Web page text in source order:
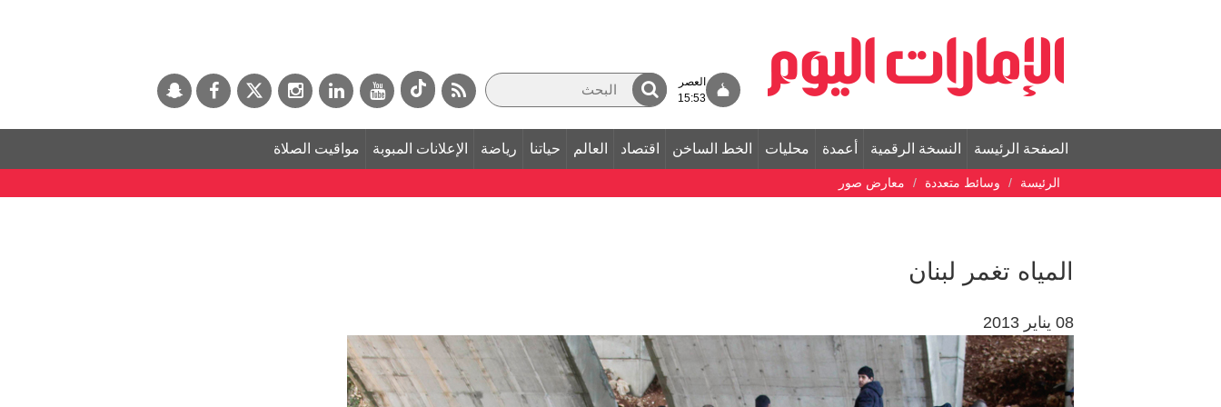
العصر
15:53
الصفحة الرئيسة النسخة الرقمية أعمدة محليات الخط الساخن اقتصاد العالم حياتنا رياضة الإعلانات المبوبة مواقيت الصلاة
الرئيسة وسائط متعددة معارض صور
المياه تغمر لبنان
08 يناير 2013